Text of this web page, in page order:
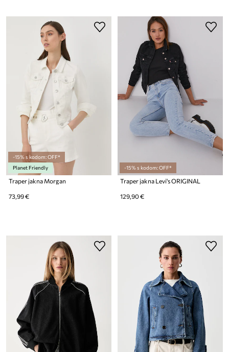
-15% s kodom: OFF*
Planet Friendly
Traper jakna Morgan
73,99 €
-15% s kodom: OFF*
Traper jakna Levi's ORIGINAL
129,90 €